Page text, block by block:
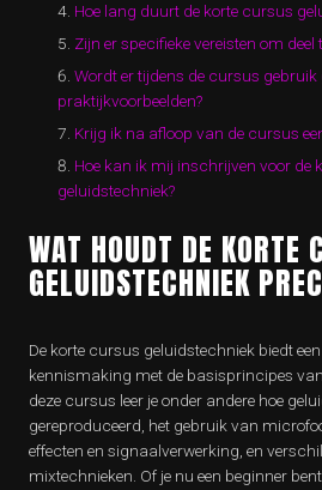
Hoe lang duurt de korte cursus
Zijn er specifieke vereisten om
Wordt er tijdens de cursus
praktijkvoorbeelden?
Krijg ik na afloop van de cursus
Hoe kan ik mij inschrijven voor de
geluidstechniek?
WAT HOUDT DE KORTE
GELUIDSTECHNIEK
De korte cursus geluidstechniek biedt
kennismaking met de basisprincipes
deze cursus leer je onder andere hoe
gereproduceerd, het gebruik van
effecten en signaalverwerking, en
mixtechnieken. Of je nu een beginner